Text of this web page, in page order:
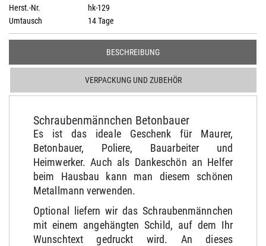
Herst.-Nr.
hk-129
Umtausch
14 Tage
BESCHREIBUNG
VERPACKUNG UND ZUBEHÖR
Schraubenmännchen Betonbauer
Es ist das ideale Geschenk für Maurer,
Betonbauer, Poliere, Bauarbeiter und
Heimwerker. Auch als Dankeschön an Helfer
beim Hausbau kann man diesem schönen
Metallmann verwenden.
Optional liefern wir das Schraubenmännchen
mit einem angehängten Schild, auf dem Ihr
Wunschtext gedruckt wird. An dieses